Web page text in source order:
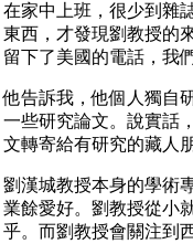
在家中上班，很少到雜
東西，才發現劉教授的
留下了美國的電話，我
他告訴我，他個人獨自
一些研究論文。說實話
文轉寄給有研究的藏人朋
劉漢城教授本身的學術
業餘愛好。劉教授從小
乎。而劉教授會關注到